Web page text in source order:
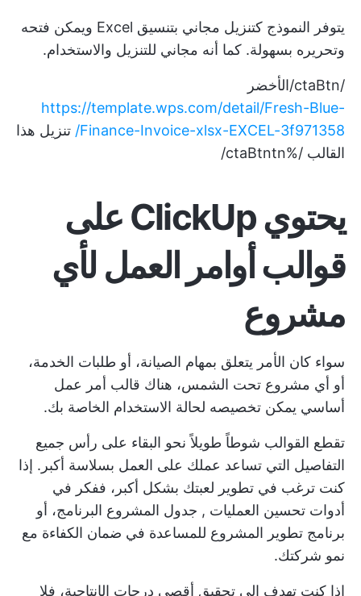
يتوفر النموذج كتنزيل مجاني بتنسيق Excel ويمكن فتحه
وتحريره بسهولة. كما أنه مجاني للتنزيل والاستخدام.
/ctaBtn/الأخضر
https://template.wps.com/detail/Fresh-Blue-
Finance-Invoice-xlsx-EXCEL-3f971358/ تنزيل هذا
القالب /%ctaBtntn/
يحتوي ClickUp على
قوالب أوامر العمل لأي
مشروع
سواء كان الأمر يتعلق بمهام الصيانة، أو طلبات الخدمة،
أو أي مشروع تحت الشمس، هناك قالب أمر عمل
أساسي يمكن تخصيصه لحالة الاستخدام الخاصة بك.
تقطع القوالب شوطاً طويلاً نحو البقاء على رأس جميع
التفاصيل التي تساعد عملك على العمل بسلاسة أكبر. إذا
كنت ترغب في تطوير لعبتك بشكل أكبر، ففكر في
أدوات تحسين العمليات , جدول المشروع البرنامج، أو
برنامج تطوير المشروع للمساعدة في ضمان الكفاءة مع
نمو شركتك.
إذا كنت تهدف إلى تحقيق أقصى درجات الإنتاجية، فلا